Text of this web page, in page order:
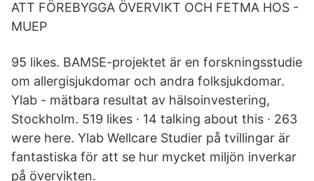
ATT FÖREBYGGA ÖVERVIKT OCH FETMA HOS -
MUEP
95 likes. BAMSE-projektet är en forskningsstudie
om allergisjukdomar och andra folksjukdomar.
Ylab - mätbara resultat av hälsoinvestering,
Stockholm. 519 likes · 14 talking about this · 263
were here. Ylab Wellcare Studier på tvillingar är
fantastiska för att se hur mycket miljön inverkar
på övervikten.